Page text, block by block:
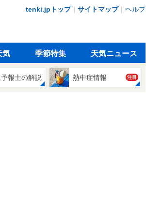
tenki.jpトップ｜ サイトマップ｜ ヘルプ
気 季節特集 天気ニュース
報士の解説 熱中症情報 注目